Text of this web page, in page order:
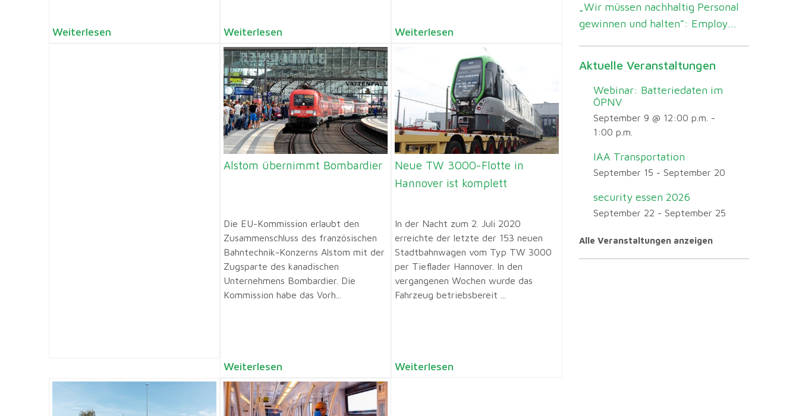
Weiterlesen Weiterlesen Weiterlesen
Alstom übernimmt Bombardier
Die EU-Kommission erlaubt den
Zusammenschluss des französischen
Bahntechnik-Konzerns Alstom mit der
Zugsparte des kanadischen
Unternehmens Bombardier. Die
Kommission habe das Vorh...
Weiterlesen
Neue TW 3000-Flotte in
Hannover ist komplett
In der Nacht zum 2. Juli 2020
erreichte der letzte der 153 neuen
Stadtbahnwagen vom Typ TW 3000
per Tieflader Hannover. In den
vergangenen Wochen wurde das
Fahrzeug betriebsbereit ...
Weiterlesen
„Wir müssen nachhaltig Personal
gewinnen und halten“: Employ...
Aktuelle Veranstaltungen
Webinar: Batteriedaten im
ÖPNV
September 9 @ 12:00 p.m. -
1:00 p.m.
IAA Transportation
September 15 -September 20
security essen 2026
September 22 -September 25
Alle Veranstaltungen anzeigen